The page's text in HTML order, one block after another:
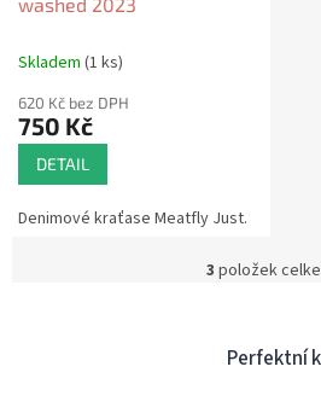
Skladem (1 ks)
620 Kč bez DPH
750 Kč
DETAIL
Denimové kraťase Meatfly Just.
O
á
d
3 položek
Perfektní